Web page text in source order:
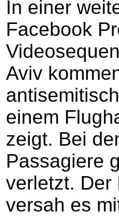
In einer
Facebook
Aviv
einem
zeigt. Bei
Passagiere
verletzt. Der
versah es